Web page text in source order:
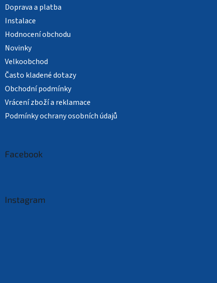
Doprava a platba
Instalace
Hodnocení obchodu
Novinky
Velkoobchod
Často kladené dotazy
Obchodní podmínky
Vrácení zboží a reklamace
Podmínky ochrany osobních údajů
Facebook
Instagram